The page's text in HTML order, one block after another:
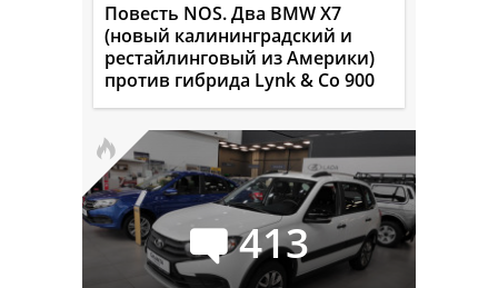
Повесть NOS. Два BMW X7
(новый калининградский и
рестайлинговый из Америки)
против гибрида Lynk & Co 900
413